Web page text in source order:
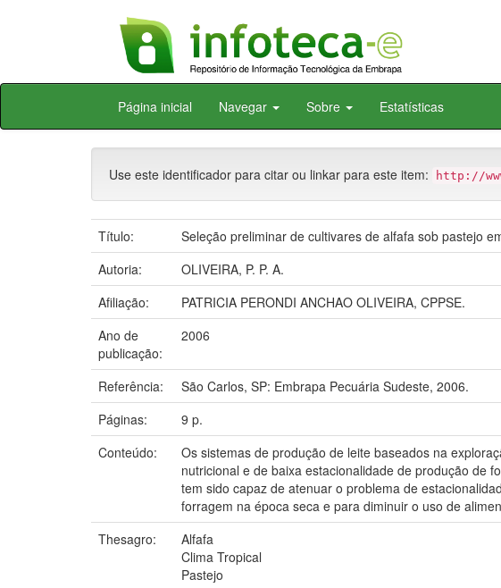
Skip
Página inicial Navegar Sobre Estatísticas
Use este identificador para citar ou linkar para este item: http://
Título:
Seleção preliminar de cultivares de alfafa sob pastejo
Autoria:
OLIVEIRA, P. P. A.
Afiliação:
PATRICIA PERONDI ANCHAO OLIVEIRA, CPPSE.
Ano de
publicação:
2006
Referência:
São Carlos, SP: Embrapa Pecuária Sudeste, 2006.
Páginas:
9 p.
Conteúdo:
Os sistemas de produção de leite baseados na
nutricional e de baixa estacionalidade de produção de
tem sido capaz de atenuar o problema de
forragem na época seca e para diminuir o uso de
Thesagro:
Alfafa
Clima Tropical
Pastejo